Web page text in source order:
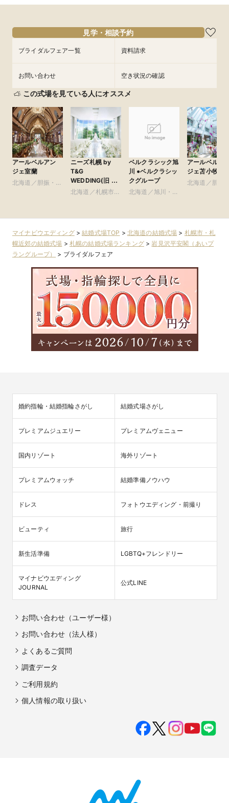
見学・相談予約
ブライダルフェア一覧 資料請求
お問い合わせ 空き状況の確認
この式場を見ている人にオススメ
アールベルアン
ジェ室蘭
北海道／胆振・日
ニーズ札幌 by
T&G
WEDDING(旧 ヒ
ルサイドクラブ迎
北海道／札幌市・
ベルクラシック旭
川 ●ベルクラシッ
クグループ
北海道／旭川・富
アールベルア
ジェ苫小牧
北海道／胆振
マイナビウエディング>結婚式場TOP > 北海道の結婚式場 > 札幌市・札
幌近郊の結婚式場 > 札幌の結婚式場ランキング>岩見沢平安閣（あいプ
ラングループ）
> ブライダルフェア
婚約指輪・結婚指輪さがし 結婚式場さがし
プレミアムジュエリー プレミアムヴェニュー
国内リゾート 海外リゾート
プレミアムウォッチ 結婚準備ノウハウ
ドレス フォトウエディング・前撮り
ビューティ 旅行
新生活準備 LGBTQ+フレンドリー
マイナビウエディング
JOURNAL
公式LINE
お問い合わせ（ユーザー様）
お問い合わせ（法人様）
よくあるご質問
調査データ
ご利用規約
個人情報の取り扱い